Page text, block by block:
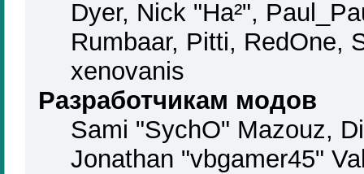
Dyer, Nick "Ha²",
Rumbaar, Pitti, RedOne,
xenovanis
Разработчикам модов
Sami "SychO" Mazouz,
Jonathan "vbgamer45"